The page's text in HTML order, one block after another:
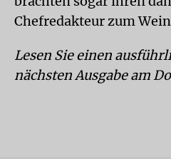
Chefredakteur zum
Lesen Sie einen
nächsten Ausgabe am